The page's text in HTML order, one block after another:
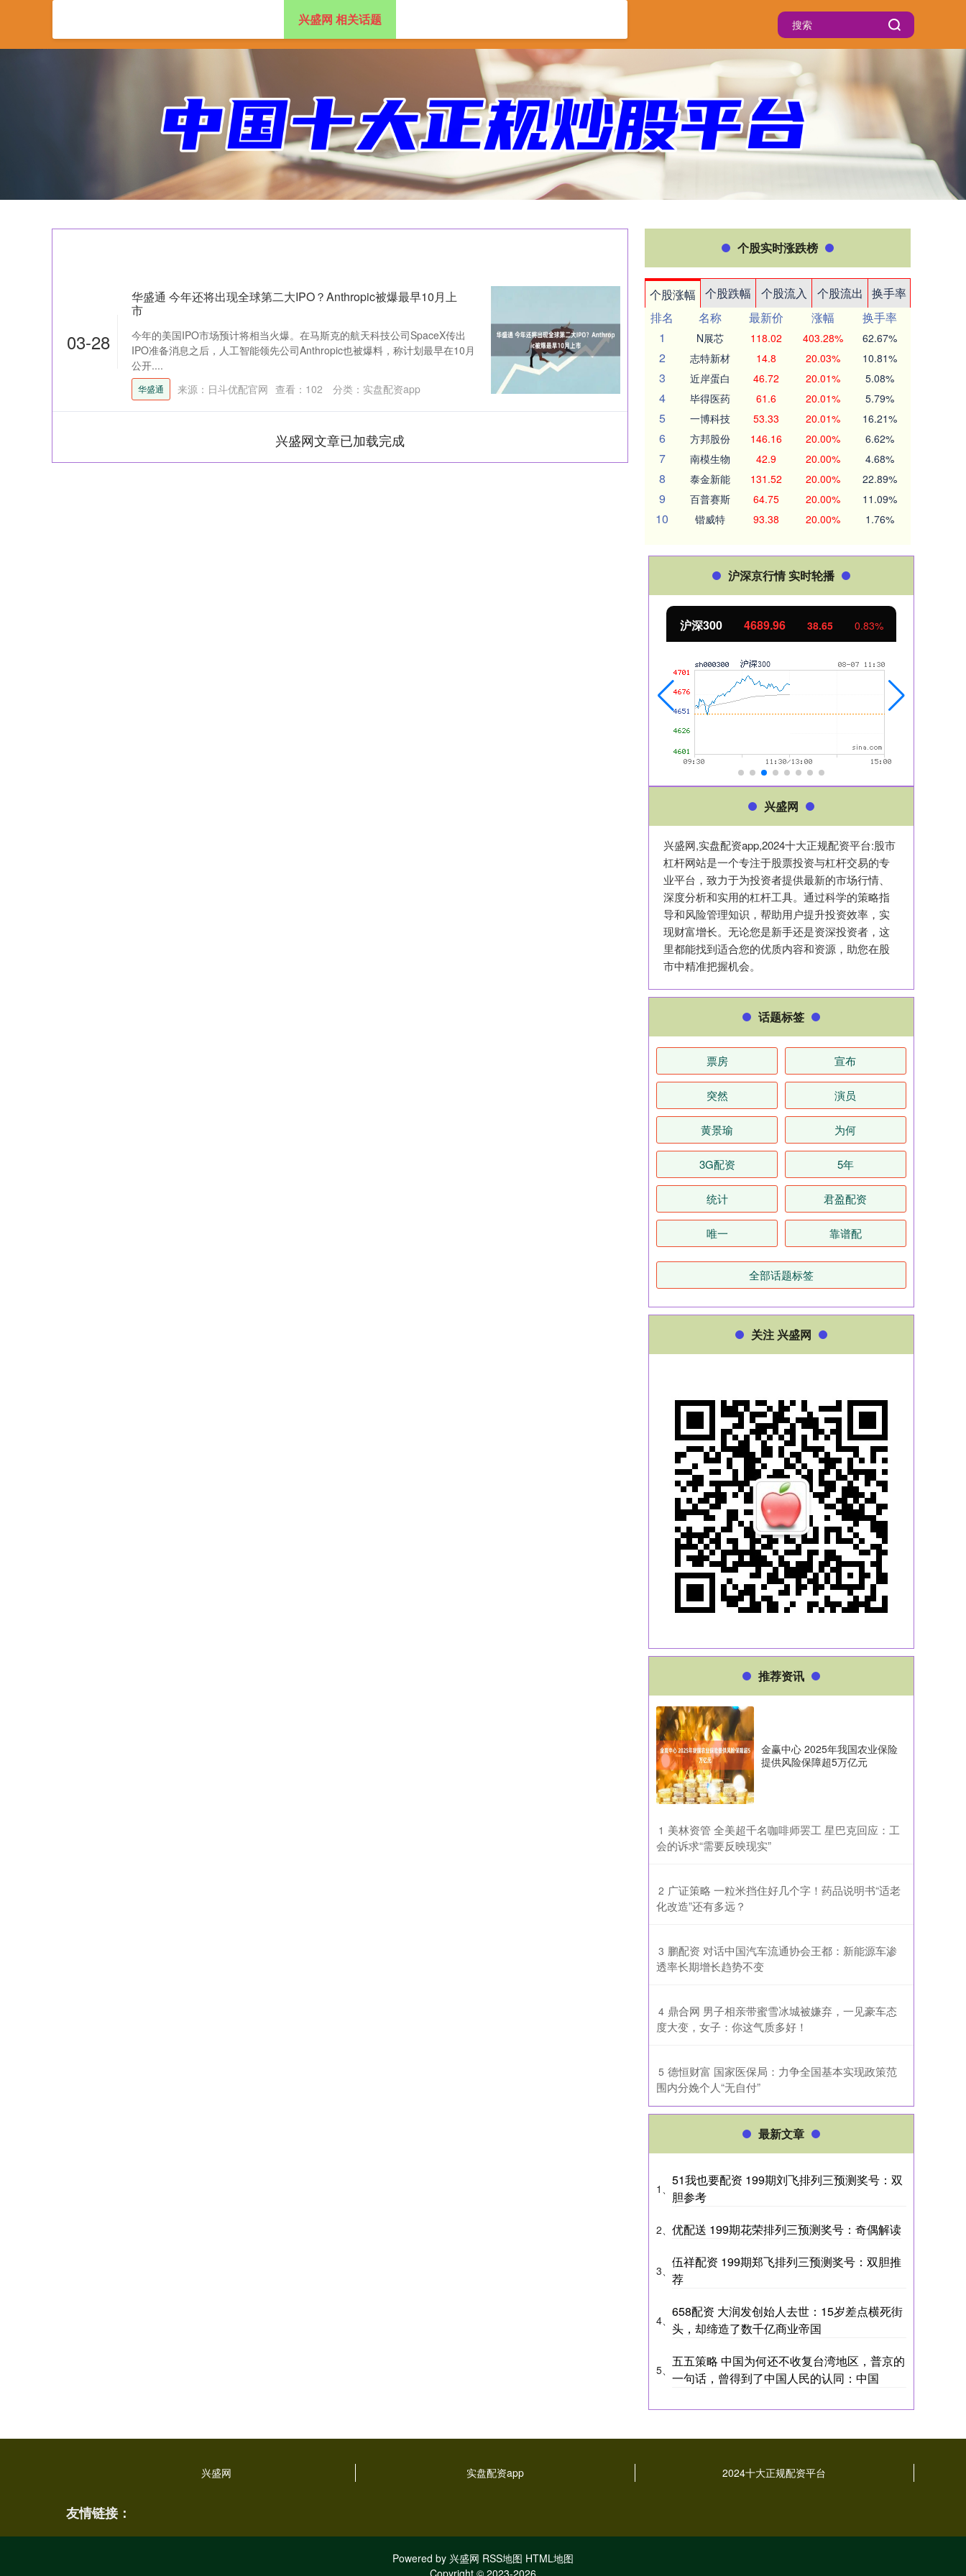
兴盛网 实盘配资app 2024十大正规配资平台
兴盛网 相关话题
03-28
华盛通 今年还将出现全球第二大IPO？Anthropic被爆最早10月上
市
今年的美国IPO市场预计将相当火爆。在马斯克的航天科技公司SpaceX传出
IPO准备消息之后，人工智能领先公司Anthropic也被爆料，称计划最早在10月
公开....
华盛通 来源：日斗优配官网 查看： 102 分类： 实盘配资app
兴盛网文章已加载完成
个股实时涨跌榜
个股涨幅 个股跌幅 个股流入 个股流出
换手率
排名
名称 最新价 涨幅
换手率
1
N展芯 118.02 403.28% 62.67%
2 志特新材 14.8 20.03% 10.81%
3 近岸蛋白 46.72 20.01% 5.08%
4 毕得医药 61.6 20.01% 5.79%
5 一博科技 53.33 20.01% 16.21%
6 方邦股份 146.16 20.00% 6.62%
7 南模生物 42.9 20.00% 4.68%
8 泰金新能 131.52 20.00% 22.89%
9 百普赛斯 64.75 20.00% 11.09%
10 锴威特 93.38 20.00% 1.76%
沪深京行情 实时轮播
沪深300 4689.96 38.65 0.83%
兴盛网
兴盛网,实盘配资app,2024十大正规配资平台:股市
杠杆网站是一个专注于股票投资与杠杆交易的专
业平台，致力于为投资者提供最新的市场行情、
深度分析和实用的杠杆工具。通过科学的策略指
导和风险管理知识，帮助用户提升投资效率，实
现财富增长。无论您是新手还是资深投资者，这
里都能找到适合您的优质内容和资源，助您在股
市中精准把握机会。
话题标签
票房 宣布
突然 演员
黄景瑜 为何
3G配资 5年
统计 君盈配资
唯一 靠谱配
全部话题标签
关注 兴盛网
推荐资讯
金赢中心 2025年我国农业保险
提供风险保障超5万亿元
1 ​美林资管 全美超千名咖啡师罢工 星巴克回应：工
会的诉求“需要反映现实”
2 ​广证策略 一粒米挡住好几个字！药品说明书“适老
化改造”还有多远？
3 ​鹏配资 对话中国汽车流通协会王都：新能源车渗
透率长期增长趋势不变
4 ​鼎合网 男子相亲带蜜雪冰城被嫌弃，一见豪车态
度大变，女子：你这气质多好！
5 ​德恒财富 国家医保局：力争全国基本实现政策范
围内分娩个人“无自付”
最新文章
1、
51我也要配资 199期刘飞排列三预测奖号：双
胆参考
2、 优配送 199期花荣排列三预测奖号：奇偶解读
3、
伍祥配资 199期郑飞排列三预测奖号：双胆推
荐
4、
658配资 大润发创始人去世：15岁差点横死街
头，却缔造了数千亿商业帝国
5、
五五策略 中国为何还不收复台湾地区，普京的
一句话，曾得到了中国人民的认同：中国
兴盛网 实盘配资app 2024十大正规配资平台
友情链接：
Powered by 兴盛网 RSS地图 HTML地图
Copyright © 2023-2026